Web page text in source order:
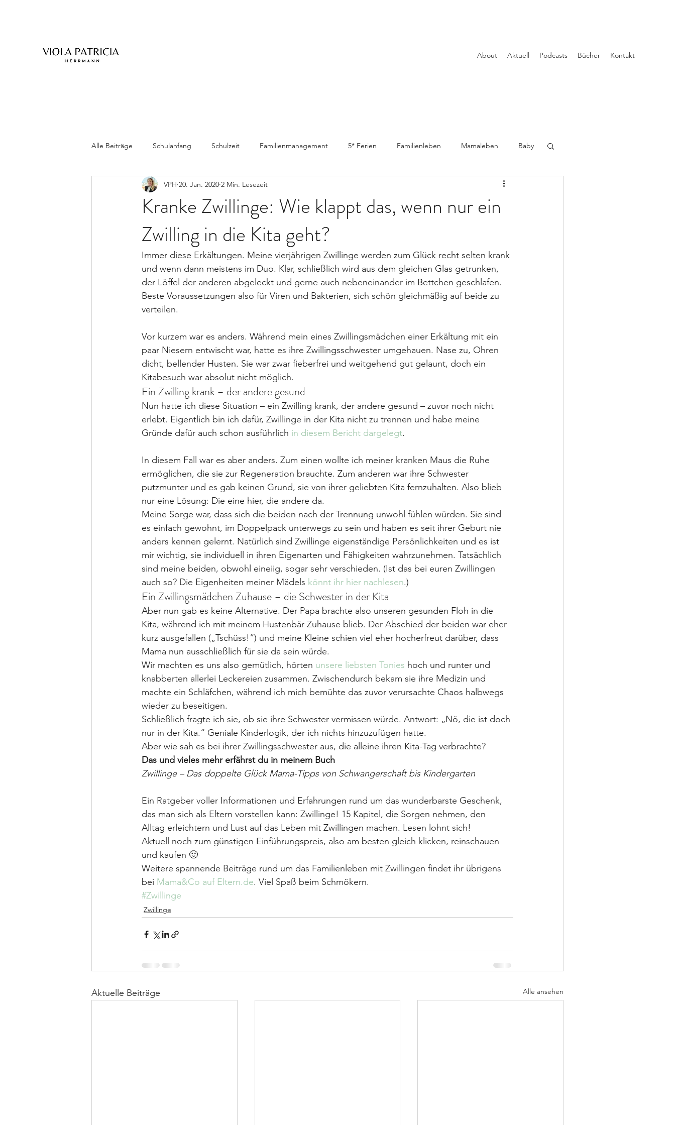
About Aktuell Podcasts Bücher Kontakt
Alle Beiträge Schulanfang Schulzeit Familienmanagement 5* Ferien Familienleben Mamaleben Baby
Kranke Zwillinge: Wie klappt das, wenn nur ein
Zwilling in die Kita geht?
VPH 20. Jan. 2020 2 Min. Lesezeit
Immer diese Erkältungen. Meine vierjährigen Zwillinge werden zum Glück recht selten krank
und wenn dann meistens im Duo. Klar, schließlich wird aus dem gleichen Glas getrunken,
der Löffel der anderen abgeleckt und gerne auch nebeneinander im Bettchen geschlafen.
Beste Voraussetzungen also für Viren und Bakterien, sich schön gleichmäßig auf beide zu
verteilen.
Vor kurzem war es anders. Während mein eines Zwillingsmädchen einer Erkältung mit ein
paar Niesern entwischt war, hatte es ihre Zwillingsschwester umgehauen. Nase zu, Ohren
dicht, bellender Husten. Sie war zwar fieberfrei und weitgehend gut gelaunt, doch ein
Kitabesuch war absolut nicht möglich.
Ein Zwilling krank – der andere gesund
Nun hatte ich diese Situation – ein Zwilling krank, der andere gesund – zuvor noch nicht
erlebt. Eigentlich bin ich dafür, Zwillinge in der Kita nicht zu trennen und habe meine
Gründe dafür auch schon ausführlich in diesem Bericht dargelegt.
In diesem Fall war es aber anders. Zum einen wollte ich meiner kranken Maus die Ruhe
ermöglichen, die sie zur Regeneration brauchte. Zum anderen war ihre Schwester
putzmunter und es gab keinen Grund, sie von ihrer geliebten Kita fernzuhalten. Also blieb
nur eine Lösung: Die eine hier, die andere da.
Meine Sorge war, dass sich die beiden nach der Trennung unwohl fühlen würden. Sie sind
es einfach gewohnt, im Doppelpack unterwegs zu sein und haben es seit ihrer Geburt nie
anders kennen gelernt. Natürlich sind Zwillinge eigenständige Persönlichkeiten und es ist
mir wichtig, sie individuell in ihren Eigenarten und Fähigkeiten wahrzunehmen. Tatsächlich
sind meine beiden, obwohl eineiig, sogar sehr verschieden. (Ist das bei euren Zwillingen
auch so? Die Eigenheiten meiner Mädels könnt ihr hier nachlesen.)
Ein Zwillingsmädchen Zuhause – die Schwester in der Kita
Aber nun gab es keine Alternative. Der Papa brachte also unseren gesunden Floh in die
Kita, während ich mit meinem Hustenbär Zuhause blieb. Der Abschied der beiden war eher
kurz ausgefallen („Tschüss!“) und meine Kleine schien viel eher hocherfreut darüber, dass
Mama nun ausschließlich für sie da sein würde.
Wir machten es uns also gemütlich, hörten unsere liebsten Tonies hoch und runter und
knabberten allerlei Leckereien zusammen. Zwischendurch bekam sie ihre Medizin und
machte ein Schläfchen, während ich mich bemühte das zuvor verursachte Chaos halbwegs
wieder zu beseitigen.
Schließlich fragte ich sie, ob sie ihre Schwester vermissen würde. Antwort: „Nö, die ist doch
nur in der Kita.“ Geniale Kinderlogik, der ich nichts hinzuzufügen hatte.
Aber wie sah es bei ihrer Zwillingsschwester aus, die alleine ihren Kita-Tag verbrachte?
Das und vieles mehr erfährst du in meinem Buch
Zwillinge – Das doppelte Glück Mama-Tipps von Schwangerschaft bis Kindergarten
Ein Ratgeber voller Informationen und Erfahrungen rund um das wunderbarste Geschenk,
das man sich als Eltern vorstellen kann: Zwillinge! 15 Kapitel, die Sorgen nehmen, den
Alltag erleichtern und Lust auf das Leben mit Zwillingen machen. Lesen lohnt sich!
Aktuell noch zum günstigen Einführungspreis, also am besten gleich klicken, reinschauen
und kaufen 🙂
Weitere spannende Beiträge rund um das Familienleben mit Zwillingen findet ihr übrigens
bei Mama&Co auf Eltern.de. Viel Spaß beim Schmökern.
#Zwillinge
Zwillinge
Aktuelle Beiträge Alle ansehen